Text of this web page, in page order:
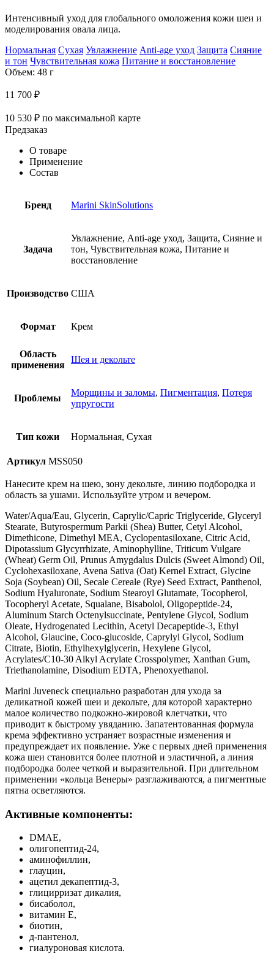
Интенсивный уход для глобального омоложения кожи шеи и
моделирования овала лица.
Нормальная Сухая Увлажнение Anti-age уход Защита Сияние
и тон Чувствительная кожа Питание и восстановление
Объем: 48 г
11 700 ₽
10 530 ₽ по максимальной карте
Предзаказ
О товаре
Применение
Состав
Бренд Marini SkinSolutions
Задача
Увлажнение, Anti-age уход, Защита, Сияние и
тон, Чувствительная кожа, Питание и
восстановление
Производство США
Формат Крем
Область
применения
Шея и декольте
Проблемы
Морщины и заломы, Пигментация, Потеря
упругости
Тип кожи Нормальная, Сухая
Артикул MSS050
Нанесите крем на шею, зону декольте, линию подбородка и
область за ушами. Используйте утром и вечером.
Water/Aqua/Eau, Glycerin, Caprylic/Capric Triglyceride, Glyceryl
Stearate, Butyrospermum Parkii (Shea) Butter, Cetyl Alcohol,
Dimethicone, Dimethyl MEA, Cyclopentasiloxane, Citric Acid,
Dipotassium Glycyrrhizate, Aminophylline, Triticum Vulgare
(Wheat) Germ Oil, Prunus Amygdalus Dulcis (Sweet Almond) Oil,
Cyclohexasiloxane, Avena Sativa (Oat) Kernel Extract, Glycine
Soja (Soybean) Oil, Secale Cereale (Rye) Seed Extract, Panthenol,
Sodium Hyaluronate, Sodium Stearoyl Glutamate, Tocopherol,
Tocopheryl Acetate, Squalane, Bisabolol, Oligopeptide-24,
Aluminum Starch Octenylsuccinate, Pentylene Glycol, Sodium
Oleate, Hydrogenated Lecithin, Acetyl Decapeptide-3, Ethyl
Alcohol, Glaucine, Coco-glucoside, Caprylyl Glycol, Sodium
Citrate, Biotin, Ethylhexylglycerin, Hexylene Glycol,
Acrylates/C10-30 Alkyl Acrylate Crosspolymer, Xanthan Gum,
Triethanolamine, Disodium EDTA, Phenoxyethanol.
Marini Juveneck специально разработан для ухода за
деликатной кожей шеи и декольте, для которой характерно
малое количество подкожно-жировой клетчатки, что
приводит к быстрому увяданию. Запатентованная формула
крема эффективно устраняет возрастные изменения и
предупреждает их появление. Уже с первых дней применения
кожа шеи становится более плотной и эластичной, а линия
подбородка более четкой и выразительной. При длительном
применении «кольца Венеры» разглаживаются, а пигментные
пятна осветляются.
Активные компоненты:
DMAE,
олигопептид-24,
аминофиллин,
глауцин,
ацетил декапептид-3,
глицирризат дикалия,
бисаболол,
витамин Е,
биотин,
д-пантенол,
гиалуроновая кислота.